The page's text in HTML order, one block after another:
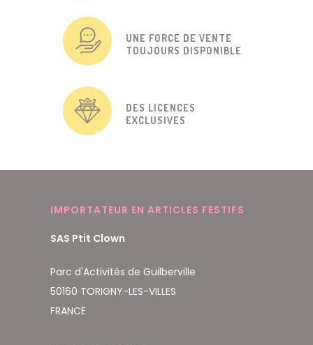
UNE FORCE DE VENTE
TOUJOURS DISPONIBLE
DES LICENCES
EXCLUSIVES
IMPORTATEUR EN ARTICLES FESTIFS
SAS Ptit Clown
Parc d'Activités de Guilberville
50160 TORIGNY-LES-VILLES
FRANCE